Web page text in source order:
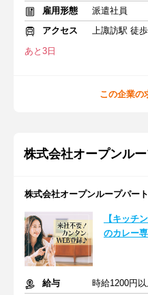
雇用形態
派遣社員
アクセス
上諏訪駅 徒
あと3日
この企業の
株式会社オープンル
株式会社オープンループパー
【キッチ
のカレー専
給与
時給1200円